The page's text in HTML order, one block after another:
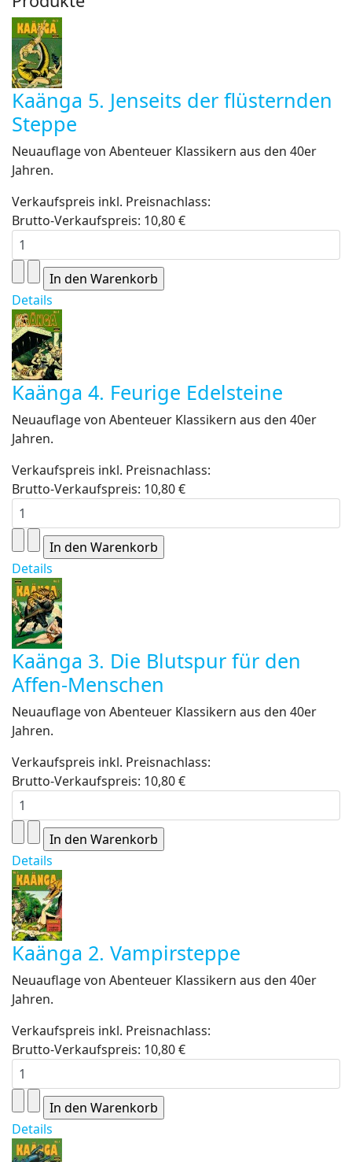
Kaänga 5. Jenseits der flüsternden
Steppe
Neuauflage von Abenteuer Klassikern aus den 40er
Jahren.
Verkaufspreis inkl. Preisnachlass:
Brutto-Verkaufspreis: 10,80 €
Details
Kaänga 4. Feurige Edelsteine
Neuauflage von Abenteuer Klassikern aus den 40er
Jahren.
Verkaufspreis inkl. Preisnachlass:
Brutto-Verkaufspreis: 10,80 €
Details
Kaänga 3. Die Blutspur für den
Affen-Menschen
Neuauflage von Abenteuer Klassikern aus den 40er
Jahren.
Verkaufspreis inkl. Preisnachlass:
Brutto-Verkaufspreis: 10,80 €
Details
Kaänga 2. Vampirsteppe
Neuauflage von Abenteuer Klassikern aus den 40er
Jahren.
Verkaufspreis inkl. Preisnachlass:
Brutto-Verkaufspreis: 10,80 €
Details